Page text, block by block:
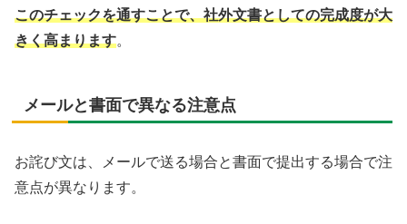
このチェックを通すことで、社外文書としての完成度が大
きく高まります。
メールと書面で異なる注意点
お詫び文は、メールで送る場合と書面で提出する場合で注
意点が異なります。